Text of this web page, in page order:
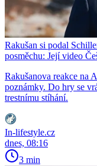
Rakušan si podal
posměchu: Její video
Rakušanova reakce na
poznámky. Do hry se
trestnímu stíhání.
In-lifestyle.cz
dnes, 08:16
3 min